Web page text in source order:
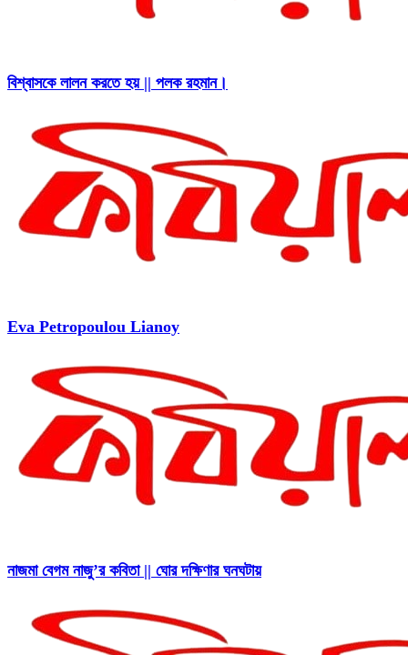
বিশ্বাসকে লালন করতে হয় || পলক রহমান।
Eva Petropoulou Lianoy
নাজমা বেগম নাজু’র কবিতা || ঘোর দক্ষিণার ঘনঘটায়